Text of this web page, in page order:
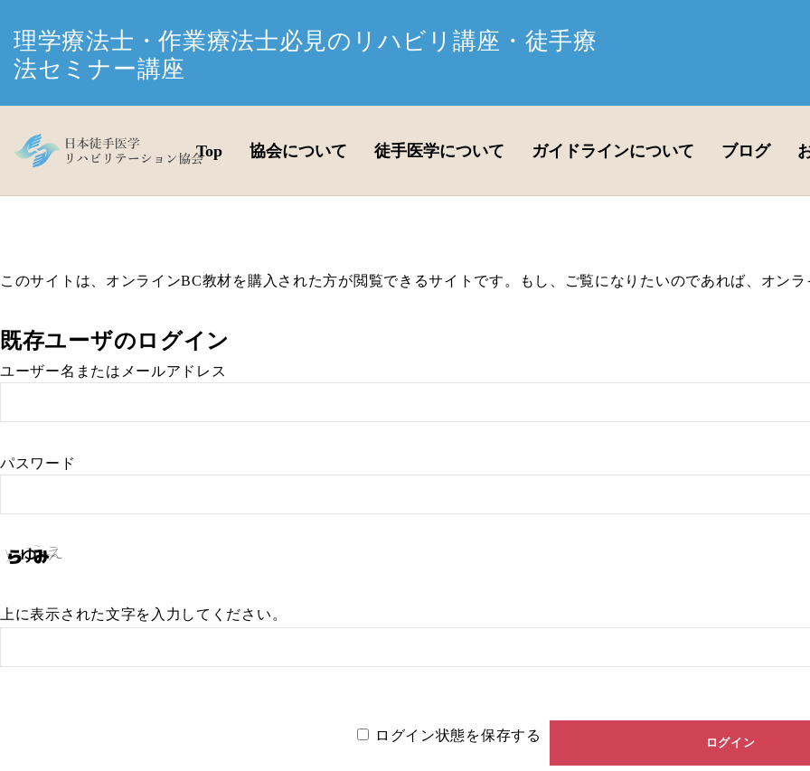
理学療法士・作業療法士必見のリハビリ講座・徒手療
法セミナー講座
Top 協会について 徒手医学について ガイドラインについて ブログ
このサイトは、オンラインBC教材を購入された方が閲覧できるサイトです。もし、ご覧になりたいのであれば、オンラ
既存ユーザのログイン
ユーザー名またはメールアドレス
パスワード
上に表示された文字を入力してください。
ログイン状態を保存する